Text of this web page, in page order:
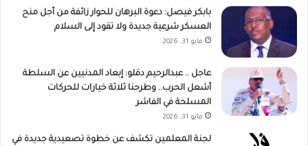
بابكر فيصل: دعوة البرهان للحوار زائفة من أجل منح
العسكر شرعية جديدة ولا تقود إلى السلام
مايو 31, 2026
عاجل .. عبدالرحيم دقلو: إبعاد المدنيين عن السلطة
أشعل الحرب.. وطرحنا ثلاثة خيارات للحركات
المسلحة في الفاشر
مايو 31, 2026
لجنة المعلمين تكشف عن خطوة تصعيدية جديدة في